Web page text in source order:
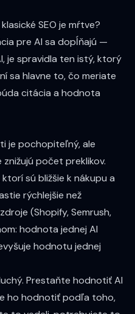
SEO je mŕtve?
pre AI sa dopĺňajú —
je spravidla ten istý, ktorý
sa hlavne to, čo meriate
citácia a hodnota
je pochopiteľný, ale
počet preklikov.
sú bližšie k nákupu a
rýchlejšie než
(Shopify, Semrush,
hodnota jednej AI
hodnotu jednej
Prestaňte hodnotiť AI
ho hodnotiť podľa toho,